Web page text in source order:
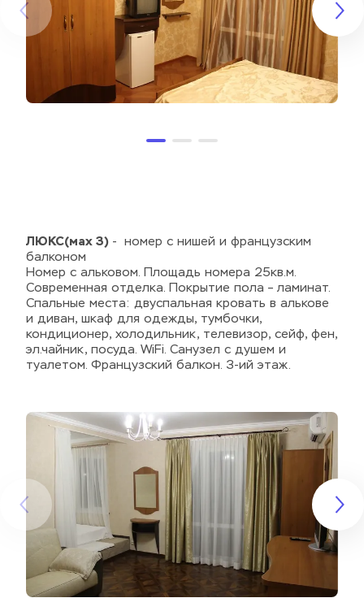
ЛЮКС(мах 3) -  номер с нишей и французским
балконом
Номер с альковом. Площадь номера 25кв.м.
Современная отделка. Покрытие пола – ламинат.
Спальные места: двуспальная кровать в алькове
и диван, шкаф для одежды, тумбочки,
кондиционер, холодильник, телевизор, сейф, фен,
эл.чайник, посуда. WiFi. Санузел с душем и
туалетом. Французский балкон. 3-ий этаж.